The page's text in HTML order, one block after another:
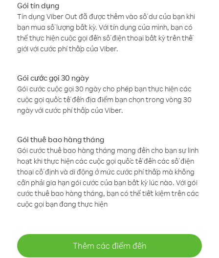
Gói tín dụng
Tín dụng Viber Out đã được thêm vào số dư của bạn khi
bạn mua số lượng bất kỳ. Với tín dụng của mình, bạn có
thể thực hiện cuộc gọi đến số điện thoại bất kỳ trên thế
giới với cước phí thấp của Viber.
Gói cước gọi 30 ngày
Gói cước cuộc gọi 30 ngày cho phép bạn thực hiện các
cuộc gọi quốc tế đến địa điểm bạn chọn trong vòng 30
ngày với cước phí thấp của Viber.
Gói thuê bao hàng tháng
Gói cước thuê bao hàng tháng mang đến cho bạn sự linh
hoạt khi thực hiện các cuộc gọi quốc tế đến các số điện
thoại cố định và di động ở mức cước phí thấp mà không
cần phải gia hạn gói cước của bạn bất kỳ lúc nào. Với gói
cước thuê bao hàng tháng, bạn có thể tiết kiệm trên các
cuộc gọi bạn đang thực hiện
Thêm các điểm đến